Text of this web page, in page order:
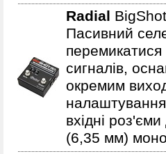
Radial
Пасивний
сигналів,
окремим
вхідні
(6,35 мм)